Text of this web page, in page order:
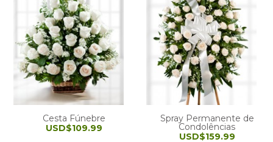
Cesta Fúnebre
USD$109.99
Spray Permanente de
Condolências
USD$159.99